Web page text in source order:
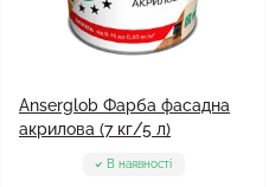
Anserglob Фарба фасадна
акрилова (7 кг/5 л)
В наявності